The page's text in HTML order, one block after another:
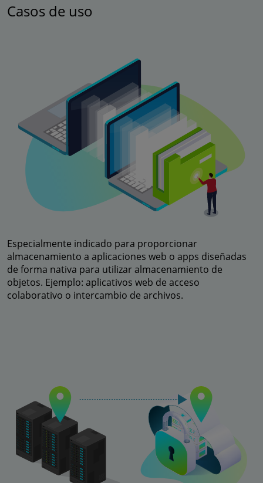
Casos de uso
Especialmente indicado para proporcionar
almacenamiento a aplicaciones web o apps diseñadas
de forma nativa para utilizar almacenamiento de
objetos. Ejemplo: aplicativos web de acceso
colaborativo o intercambio de archivos.